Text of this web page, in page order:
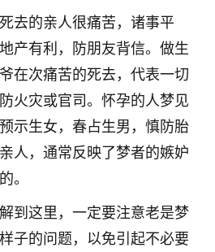
去的亲人很痛苦，诸事平
产有利，防朋友背信。做生
在次痛苦的死去，代表一切
火灾或官司。怀孕的人梦见
示生女，春占生男，慎防胎
人，通常反映了梦者的嫉妒
。
到这里，一定要注意老是梦
子的问题，以免引起不必要
11
对这些很感兴趣
15